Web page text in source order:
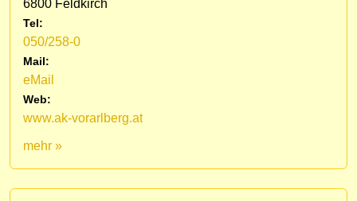
6800 Feldkirch
Tel:
050/258-0
Mail:
eMail
Web:
www.ak-vorarlberg.at
mehr »